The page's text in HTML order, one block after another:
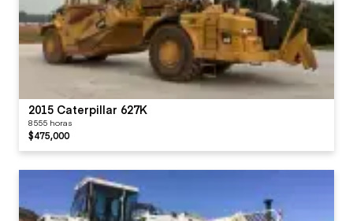
2015 Caterpillar 627K
8555 horas
$475,000